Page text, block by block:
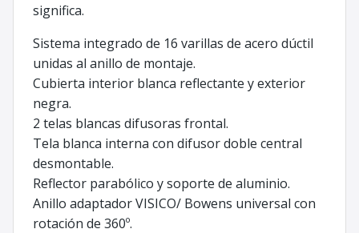
significa.
Sistema integrado de 16 varillas de acero dúctil
unidas al anillo de montaje.
Cubierta interior blanca reflectante y exterior
negra.
2 telas blancas difusoras frontal.
Tela blanca interna con difusor doble central
desmontable.
Reflector parabólico y soporte de aluminio.
Anillo adaptador VISICO/ Bowens universal con
rotación de 360º.